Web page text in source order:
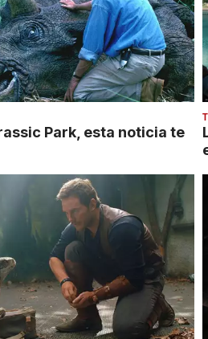
Park, esta noticia te